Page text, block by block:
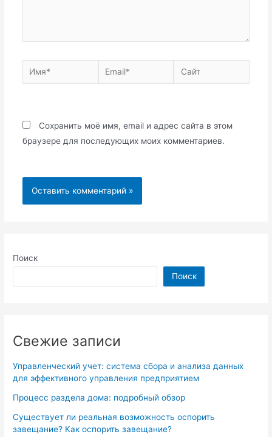
Поиск
Поиск
Свежие записи
Управленческий учет: система сбора и анализа данных
для эффективного управления предприятием
Процесс раздела дома: подробный обзор
Существует ли реальная возможность оспорить
завещание? Как оспорить завещание?
Имя* Email* Сайт
Сохранить моё имя, email и адрес сайта в этом
браузере для последующих моих комментариев.